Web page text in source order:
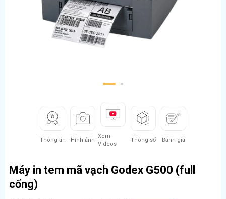
1
Thông tin Hình ảnh
Xem
Videos
Thông số Đánh giá
Máy in tem mã vạch Godex G500 (full
cổng)